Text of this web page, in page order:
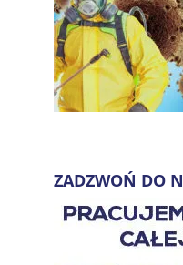
ZADZWOŃ DO